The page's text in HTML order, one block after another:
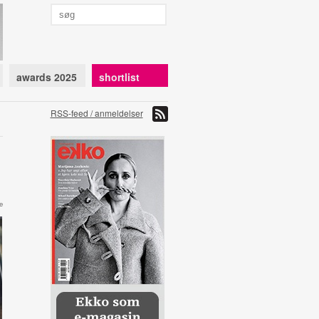
awards 2025 shortlist
RSS-feed / anmeldelser